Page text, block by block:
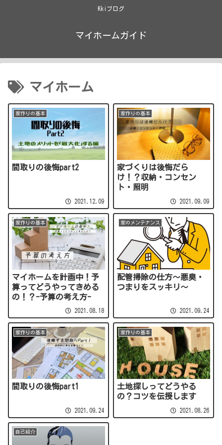
Kkiブログ
マイホームガイド
マイホーム
家作りの基本
間取りの後悔part2
2021.12.09
家作りの基本
家づくりは後悔だら
け！？収納・コンセン
ト・照明
2021.09.09
家作りの基本
マイホームを計画中！予
算ってどうやってきめる
の！？-予算の考え方-
2021.08.18
家のメンテナンス
配管掃除の仕方〜悪臭・
つまりをスッキリ〜
2021.09.24
家作りの基本
間取りの後悔part1
2021.09.24
家作りの基本
土地探しってどうやる
の？コツを伝授します
2021.08.26
自己紹介